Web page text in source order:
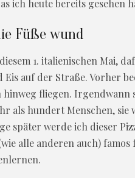
ich heute bereits gesehen
Füße wund
1. italienischen Mai,
Eis auf der Straße. Vorher
fliegen. Irgendwann
als hundert Menschen, sie
später werde ich dieser
alle anderen auch)